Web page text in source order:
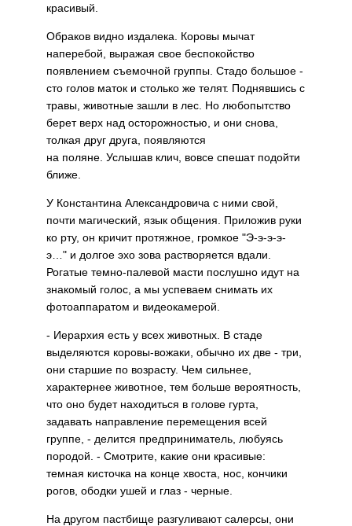
красивый.
Обраков видно издалека. Коровы мычат
наперебой, выражая свое беспокойство
появлением съемочной группы. Стадо большое -
сто голов маток и столько же телят. Поднявшись с
травы, животные зашли в лес. Но любопытство
берет верх над осторожностью, и они снова,
толкая друг друга, появляются
на поляне. Услышав клич, вовсе спешат подойти
ближе.
У Константина Александровича с ними свой,
почти магический, язык общения. Приложив руки
ко рту, он кричит протяжное, громкое "Э-э-э-э-
э…" и долгое эхо зова растворяется вдали.
Рогатые темно-палевой масти послушно идут на
знакомый голос, а мы успеваем снимать их
фотоаппаратом и видеокамерой.
- Иерархия есть у всех животных. В стаде
выделяются коровы-вожаки, обычно их две - три,
они старшие по возрасту. Чем сильнее,
характернее животное, тем больше вероятность,
что оно будет находиться в голове гурта,
задавать направление перемещения всей
группе, - делится предприниматель, любуясь
породой. - Смотрите, какие они красивые:
темная кисточка на конце хвоста, нос, кончики
рогов, ободки ушей и глаз - черные.
На другом пастбище разгуливают салерсы, они